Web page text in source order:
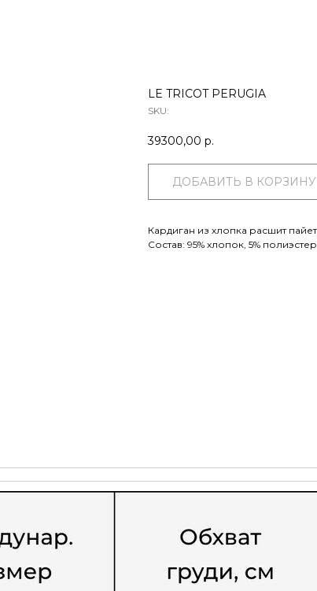
LE TRICOT PERUGIA
SKU:
39300,00 р.
ДОБАВИТЬ В КОРЗИНУ
Кардиган из хлопка расшит
Состав: 95% хлопок, 5%